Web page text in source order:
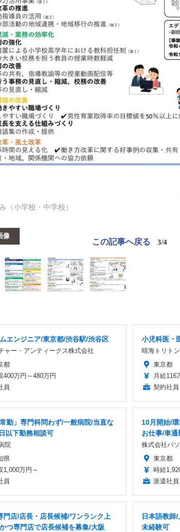
（小学校・中学校）
像
この記事へ戻る 3/4
エンジニア/東京都/渋谷駅/渋谷区
ャー・アンティークス株式会社
都
400万円～480万円
員
小児科医・
晴海トリト
東京都
月給116
契約社員
常勤」専門科問わず/一般病院/当直な
以下勤務相談可
院
県
1,000万円～
員
10月開始/
お仕事/車
株式会社パ
東京都
時給
派遣社員
門店/店長・店長候補/ワンランク上
つ専門店で店長候補を募集/大阪
日本語教師
未経験可